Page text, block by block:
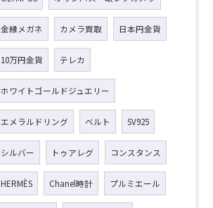
金縁メガネ カメラ買取 日本円金貨
10万円金貨 テレカ
ホワイトゴールドジュエリー
エメラルドリング ベルト SV925
シルバー トゥアレグ コンスタンス
HERMÈS Chanel時計 プルミエール